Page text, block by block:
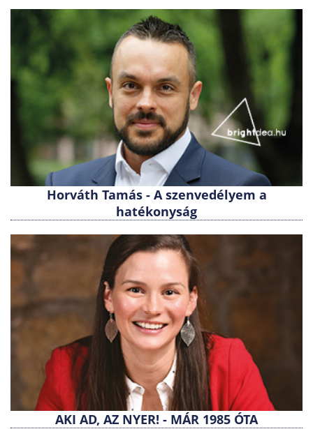
Horváth Tamás - A szenvedélyem a
hatékonyság
AKI AD, AZ NYER! - MÁR 1985 ÓTA